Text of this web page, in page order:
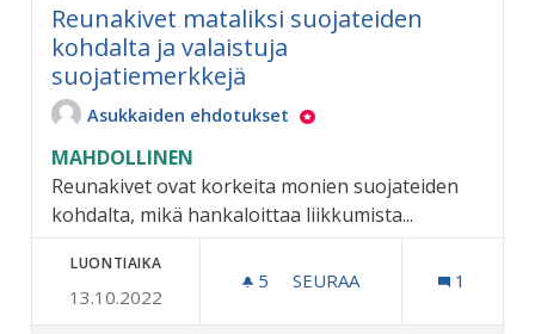
Reunakivet mataliksi suojateiden
kohdalta ja valaistuja
suojatiemerkkejä
Asukkaiden ehdotukset
MAHDOLLINEN
Reunakivet ovat korkeita monien suojateiden
kohdalta, mikä hankaloittaa liikkumista...
LUONTIAIKA
13.10.2022
5 5 SEURAAJAA
SEURAA 1